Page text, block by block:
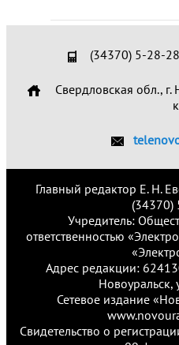
(34370) 5-28-
Свердловская обл., г.
Главный редактор Е. Н.
(34370)
Учредитель:
ответственностью
Адрес редакции:
Новоуральск,
Сетевое издание
Свидетельство о